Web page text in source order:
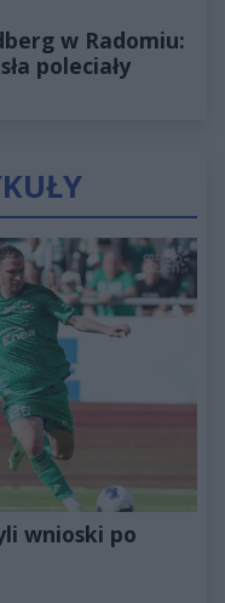
w Radomiu:
poleciały
wnioski po